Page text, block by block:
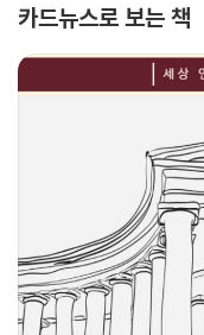
카드뉴스로 보는 책